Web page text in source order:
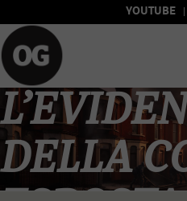
YOUTUBE
DELLA